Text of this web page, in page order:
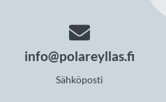
info@polareyllas.fi
Sähköposti